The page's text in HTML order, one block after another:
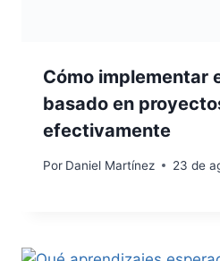
Cómo implementar
basado en
efectivamente
Por Daniel Martínez 23 de